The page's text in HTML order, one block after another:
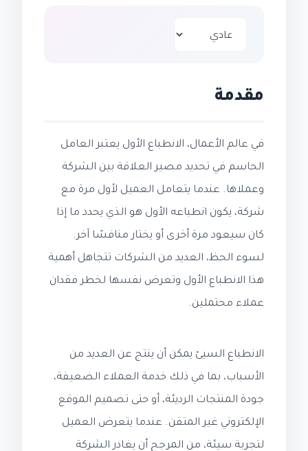
مقدمة
في عالم الأعمال، الانطباع الأول يعتبر العامل
الحاسم في تحديد مصير العلاقة بين الشركة
وعملاها. عندما يتعامل العميل لأول مرة مع
شركة، يكون انطباعه الأول هو الذي يحدد ما إذا
كان سيعود مرة أخرى أو يختار منافسًا آخر.
لسوء الحظ، العديد من الشركات تتجاهل أهمية
هذا الانطباع الأول وتعرض نفسها لخطر فقدان
عملاء محتملين.
الانطباع السيئ يمكن أن ينتج عن العديد من
الأسباب، بما في ذلك خدمة العملاء الضعيفة،
جودة المنتجات الرديئة، أو حتى تصميم الموقع
الإلكتروني غير المتقن. عندما يتعرض العميل
لتجربة سيئة، من المرجح أن يغادر الشركة